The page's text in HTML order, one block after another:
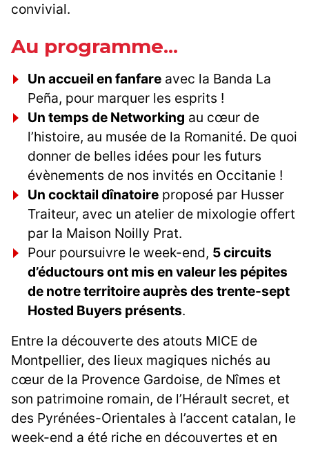
convivial.
Au programme...
Un accueil en fanfare avec la Banda La
Peña, pour marquer les esprits !
Un temps de Networking au cœur de
l’histoire, au musée de la Romanité. De quoi
donner de belles idées pour les futurs
évènements de nos invités en Occitanie !
Un cocktail dînatoire proposé par Husser
Traiteur, avec un atelier de mixologie offert
par la Maison Noilly Prat.
Pour poursuivre le week-end, 5 circuits
d’éductours ont mis en valeur les pépites
de notre territoire auprès des trente-sept
Hosted Buyers présents.
Entre la découverte des atouts MICE de
Montpellier, des lieux magiques nichés au
cœur de la Provence Gardoise, de Nîmes et
son patrimoine romain, de l’Hérault secret, et
des Pyrénées-Orientales à l’accent catalan, le
week-end a été riche en découvertes et en